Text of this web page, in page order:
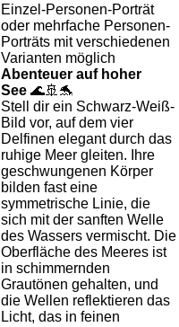
Einzel-Personen-Porträt
oder mehrfache Personen-
Porträts mit verschiedenen
Varianten möglich
Abenteuer auf hoher
See 🌊🚢🐬
Stell dir ein Schwarz-Weiß-
Bild vor, auf dem vier
Delfinen elegant durch das
ruhige Meer gleiten. Ihre
geschwungenen Körper
bilden fast eine
symmetrische Linie, die
sich mit der sanften Welle
des Wassers vermischt. Die
Oberfläche des Meeres ist
in schimmernden
Grautönen gehalten, und
die Wellen reflektieren das
Licht, das in feinen